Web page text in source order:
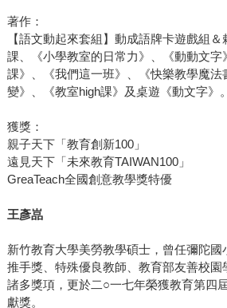
著作：
【語文動起來套組】動成語牌卡遊戲組
課、《小學教室的日常力》、《動動文字
課》、《我們這一班》、《快樂教學魔法
變》、《教室high課》及桌遊《動文字》。
獲獎：
親子天下「教育創新100」
遠見天下「未來教育TAIWAN100」
GreaTeach全國創意教學獎特優
王彥嵓
新竹教育大學美勞教學碩士，曾任彌陀
推手獎、特殊優良教師、教育部友善校
諸多獎項，更於二○一七年榮獲教育第四
獻獎。